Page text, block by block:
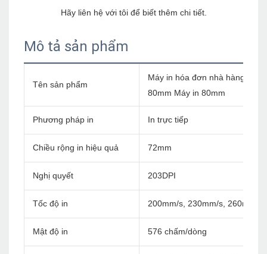
Mô tả sản phẩm
Tên sản phẩm
Máy in hóa đơn nhà hàng
80mm Máy in 80mm
Phương pháp in In trực tiếp
Chiều rộng in hiệu quả 72mm
Nghị quyết 203DPI
Tốc độ in 200mm/s, 230mm/s, 260mm/s
Mật độ in 576 chấm/dòng